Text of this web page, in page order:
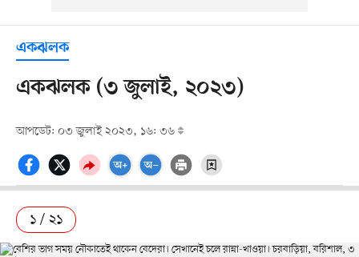
একঝলক
একঝলক (৩ জুলাই, ২০২৩)
আপডেট: ০৩ জুলাই ২০২৩, ১৬: ৩৬
১ / ২১